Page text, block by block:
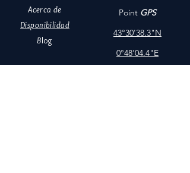
Acerca de
Disponibilidad
Blog
Point GPS
43°30'38.3"N
0°48'04.4"E